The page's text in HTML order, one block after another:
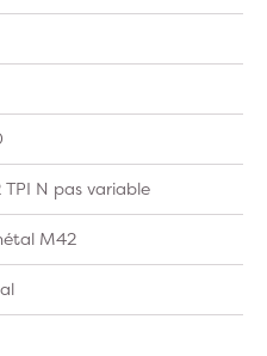
TPI N pas variable
M42